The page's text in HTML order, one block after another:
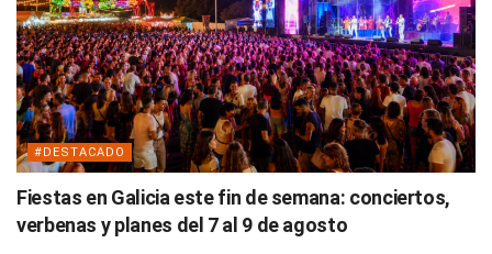
#DESTACADO
Fiestas en Galicia este fin de semana: conciertos,
verbenas y planes del 7 al 9 de agosto